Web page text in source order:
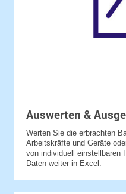
Auswerten &
Werten Sie die erbrachten
Arbeitskräfte und Geräte
von individuell einstellbaren
Daten weiter in Excel.